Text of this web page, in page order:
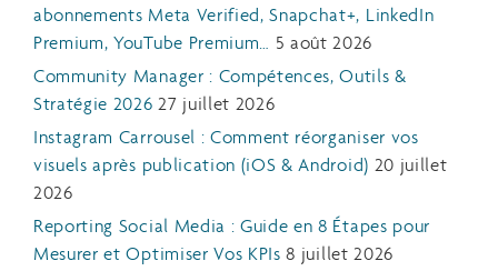
abonnements Meta Verified, Snapchat+, LinkedIn
Premium, YouTube Premium… 5 août 2026
Community Manager : Compétences, Outils &
Stratégie 2026 27 juillet 2026
Instagram Carrousel : Comment réorganiser vos
visuels après publication (iOS & Android) 20 juillet
2026
Reporting Social Media : Guide en 8 Étapes pour
Mesurer et Optimiser Vos KPIs 8 juillet 2026